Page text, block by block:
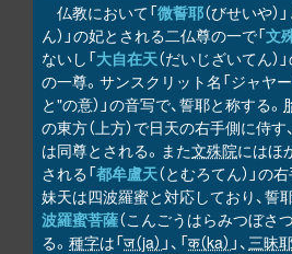
仏教において「微誓耶（びせいや）
ん）」の妃とされる二仏尊の一で「文
ないし「大自在天（だいじざいてん
の一尊。サンスクリット名「ジャヤ
と"の意）」の音写で、誓耶と称する。
の東方（上方）で日天の右手側に侍す
は同尊とされる。また文殊院にはほ
される「都牟盧天（とむろてん）」
妹天は四波羅蜜と対応しており、誓
波羅蜜菩薩（こんごうはらみつぼさ
る。 種字は「ज（ja） 」、「क（ka） 」、三昧